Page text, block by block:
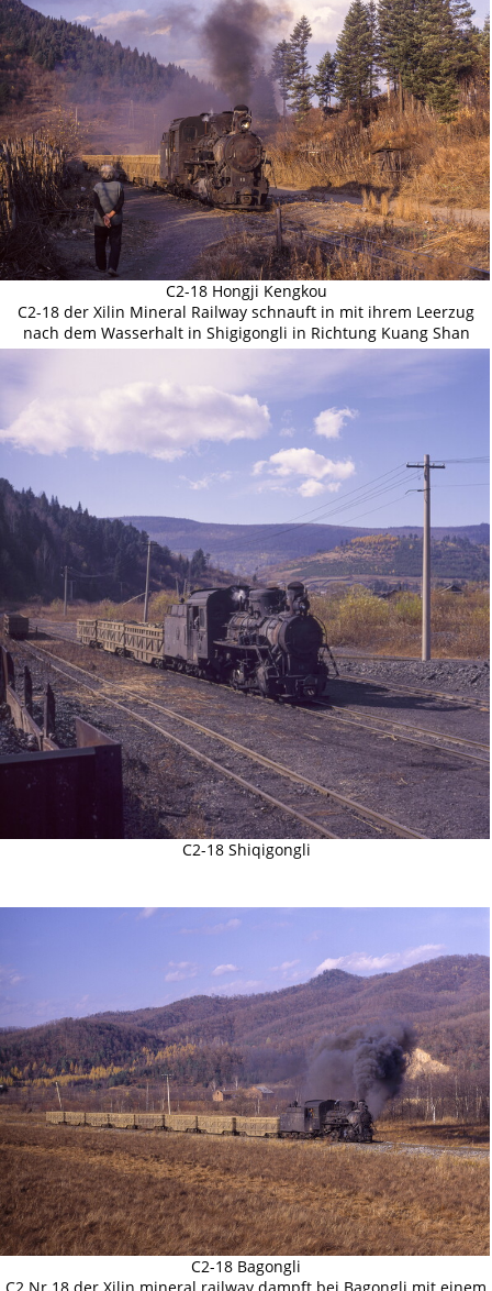
C2-18 Hongji Kengkou
C2-18 der Xilin Mineral Railway schnauft in mit ihrem Leerzug
nach dem Wasserhalt in Shigigongli in Richtung Kuang Shan
C2-18 Shiqigongli
C2-18 Bagongli